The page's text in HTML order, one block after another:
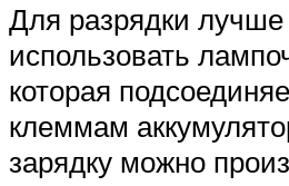
Для разрядки лучше
использовать
которая
клеммам
зарядку можно